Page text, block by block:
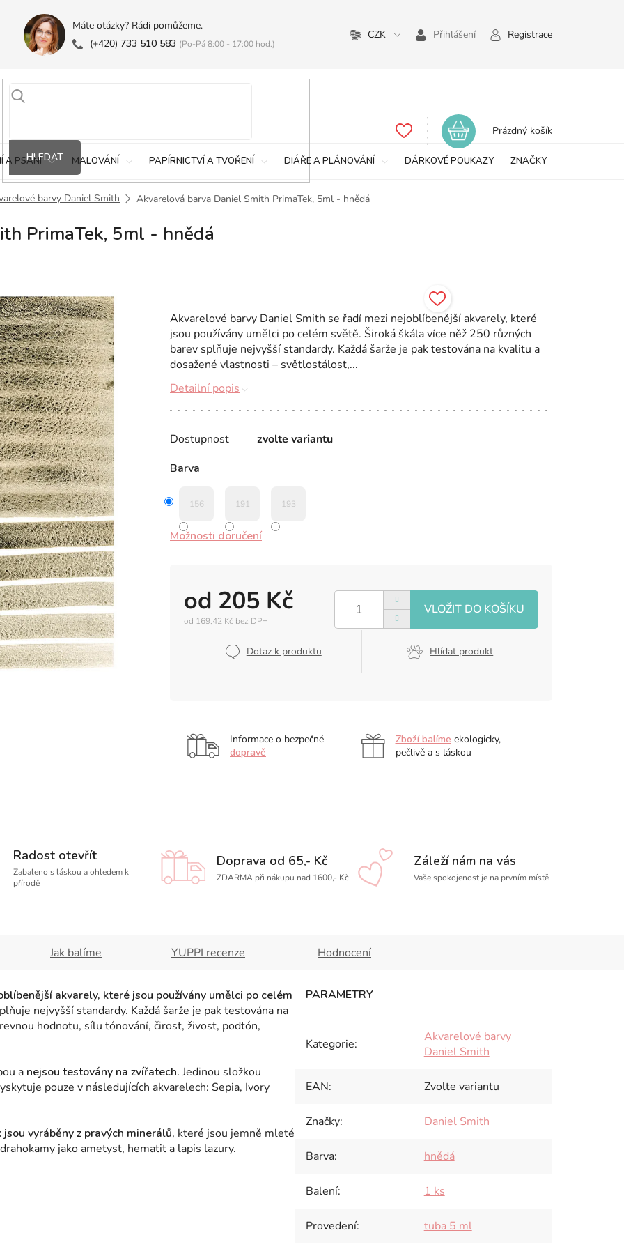
Máte otázky? Rádi pomůžeme.
(+420) 733 510 583 (Po-Pá 8:00 - 17:00 hod.)
CZK Přihlášení Registrace
HLEDAT
Nákupní
Prázdný košík
A PSANÍ MALOVÁNÍ PAPÍRNICTVÍ A TVOŘENÍ DIÁŘE A PLÁNOVÁNÍ DÁRKOVÉ POUKAZY ZNAČKY
barvy Daniel Smith Akvarelová barva Daniel Smith PrimaTek, 5ml - hnědá
PrimaTek, 5ml - hnědá
Dostupnost zvolte variantu
od 205 Kč
od 169,42 Kč bez DPH
Dotaz k produktu Hlídat produkt
Barva
156 191 193
Možnosti doručení
Akvarelové barvy Daniel Smith se řadí mezi nejoblíbenější akvarely, které
jsou používány umělci po celém světě. Široká škála více něž 250 různých
barev splňuje nejvyšší standardy. Každá šarže je pak testována na kvalitu a
dosažené vlastnosti – světlostálost,...
Detailní popis
Informace o bezpečné
dopravě
Zboží balíme ekologicky,
pečlivě a s láskou
Radost otevřít
Zabaleno s láskou a ohledem k
přírodě
Doprava od 65,- Kč
ZDARMA při nákupu nad 1600,- Kč
Záleží nám na vás
Vaše spokojenost je na prvním místě
Jak balíme YUPPI recenze Hodnocení
akvarely, které jsou používány umělci po celém
nejvyšší standardy. Každá šarže je pak testována na
hodnotu, sílu tónování, čirost, živost, podtón,
a nejsou testovány na zvířatech. Jedinou složkou
pouze v následujících akvarelech: Sepia, Ivory
vyráběny z pravých minerálů, které jsou jemně mleté
jako ametyst, hematit a lapis lazury.
Kategorie:
Akvarelové barvy
Daniel Smith
EAN: Zvolte variantu
Značky: Daniel Smith
Barva: hnědá
Balení: 1 ks
Provedení: tuba 5 ml